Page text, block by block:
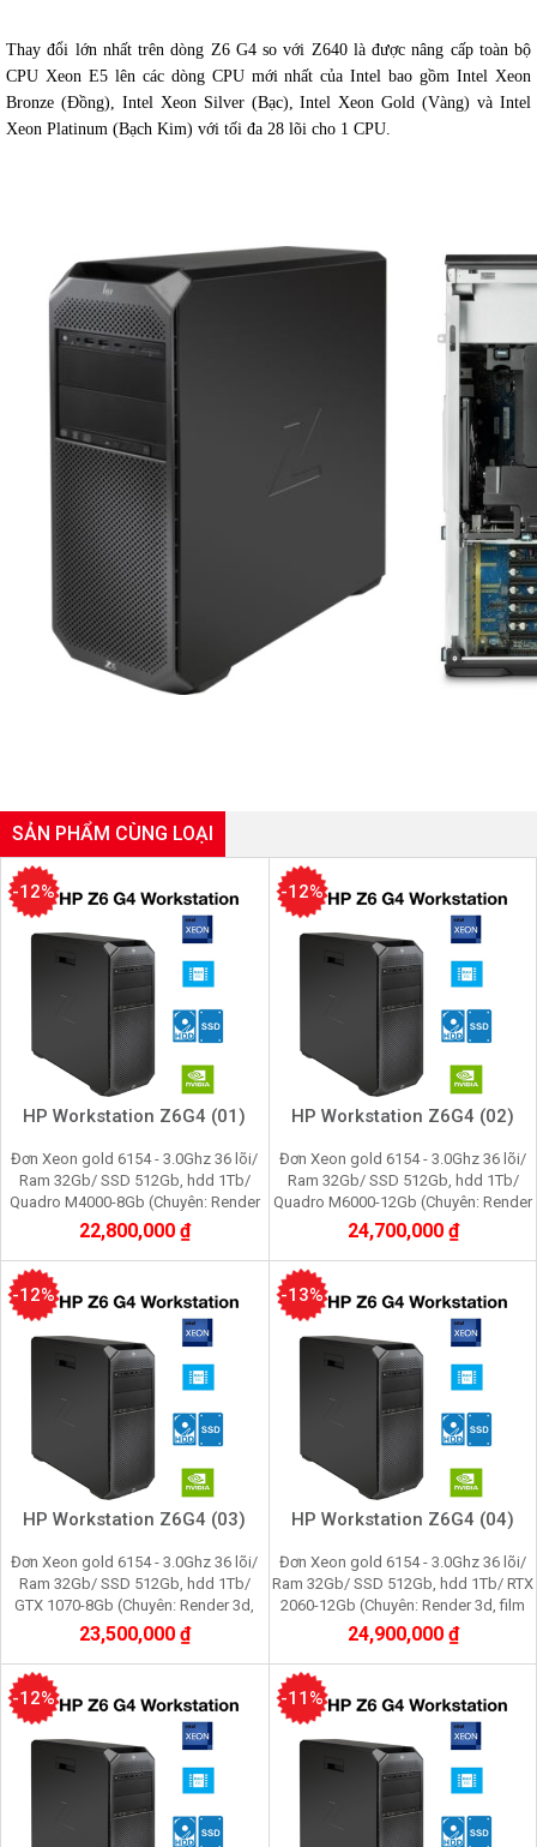
Thay đổi lớn nhất trên dòng Z6 G4 so với Z640 là được nâng cấp toàn bộ
CPU Xeon E5 lên các dòng CPU mới nhất của Intel bao gồm Intel Xeon
Bronze (Đồng), Intel Xeon Silver (Bạc), Intel Xeon Gold (Vàng) và Intel
Xeon Platinum (Bạch Kim) với tối đa 28 lõi cho 1 CPU.
SẢN PHẨM CÙNG LOẠI
HP Workstation Z6G4 (01)
Đơn Xeon gold 6154 - 3.0Ghz 36 lõi/
Ram 32Gb/ SSD 512Gb, hdd 1Tb/
Quadro M4000-8Gb (Chuyên: Render
3d, film 2K, máy ảo vmware, cầy
youtube, facebook)
22,800,000 ₫
-12%
HP Workstation Z6G4 (02)
Đơn Xeon gold 6154 - 3.0Ghz 36 lõi/
Ram 32Gb/ SSD 512Gb, hdd 1Tb/
Quadro M6000-12Gb (Chuyên: Render
3d, film 4K, máy ảo vmware, cầy
youtube, facebook)
24,700,000 ₫
-12%
HP Workstation Z6G4 (03)
Đơn Xeon gold 6154 - 3.0Ghz 36 lõi/
Ram 32Gb/ SSD 512Gb, hdd 1Tb/
GTX 1070-8Gb (Chuyên: Render 3d,
film 4K, máy ảo vmware, cầy, youtube,
facebook))
23,500,000 ₫
-12%
HP Workstation Z6G4 (04)
Đơn Xeon gold 6154 - 3.0Ghz 36 lõi/
Ram 32Gb/ SSD 512Gb, hdd 1Tb/ RTX
2060-12Gb (Chuyên: Render 3d, film
4K, máy ảo vmware, cầy youtube,
facebook)
24,900,000 ₫
-13%
-12% -11%